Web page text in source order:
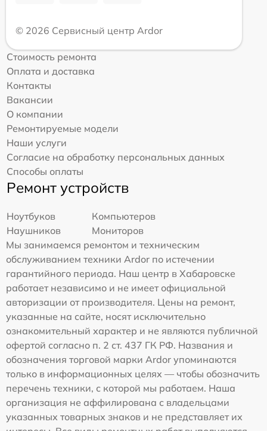
© 2026 Сервисный центр Ardor
Стоимость ремонта
Оплата и доставка
Контакты
Вакансии
О компании
Ремонтируемые модели
Наши услуги
Согласие на обработку персональных данных
Способы оплаты
Ремонт устройств
Ноутбуков
Компьютеров
Наушников
Мониторов
Мы занимаемся ремонтом и техническим
обслуживанием техники Ardor по истечении
гарантийного периода. Наш центр в Хабаровске
работает независимо и не имеет официальной
авторизации от производителя. Цены на ремонт,
указанные на сайте, носят исключительно
ознакомительный характер и не являются публичной
офертой согласно п. 2 ст. 437 ГК РФ. Названия и
обозначения торговой марки Ardor упоминаются
только в информационных целях — чтобы обозначить
перечень техники, с которой мы работаем. Наша
организация не аффилирована с владельцами
указанных товарных знаков и не представляет их